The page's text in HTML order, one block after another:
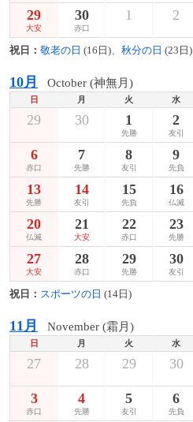
29
大安
30
赤口
1 2
祝日： 敬老の日 (16日)、 秋分の日 (23日)
10月 October (神無月)
日 月 火 水
29 30 1
先勝
2
友引
6
赤口
7
先勝
8
友引
9
先負
13
先勝
14
友引
15
先負
16
仏滅
20
仏滅
21
大安
22
赤口
23
先勝
27
大安
28
赤口
29
先勝
30
友引
祝日： スポーツの日 (14日)
11月 November (霜月)
日 月 火 水
27 28 29 30
3
赤口
4
先勝
5
友引
6
先負